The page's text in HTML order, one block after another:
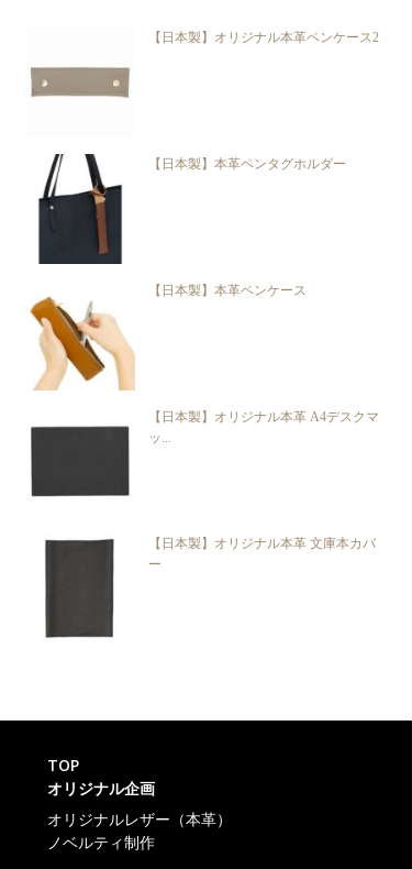
【日本製】オリジナル本革ペンケース2
【日本製】本革ペンタグホルダー
【日本製】本革ペンケース
【日本製】オリジナル本革 A4デスクマ
ッ...
【日本製】オリジナル本革 文庫本カバ
ー
TOP
オリジナル企画
オリジナルレザー（本革）
ノベルティ制作